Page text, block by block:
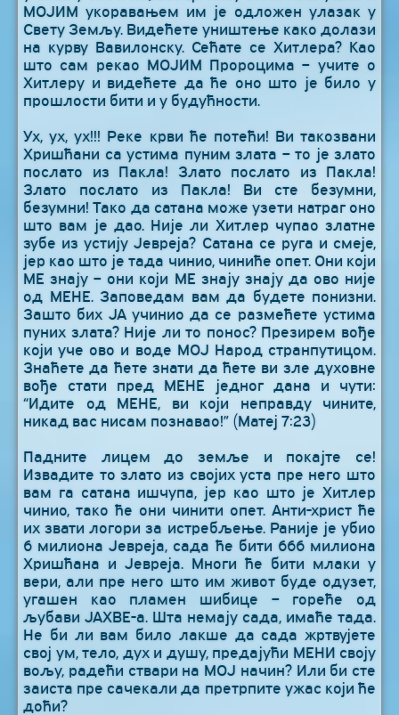
МОЈИМ укоравањем им је одложен улазак у
Свету Земљу. Видећете уништење како долази
на курву Вавилонску. Сећате се Хитлера? Као
што сам рекао МОЈИМ Пророцима – учите о
Хитлеру и видећете да ће оно што је било у
прошлости бити и у будућности.
Ух, ух, ух!!! Реке крви ће потећи! Ви такозвани
Хришћани са устима пуним злата – то је злато
послато из Пакла! Злато послато из Пакла!
Злато послато из Пакла! Ви сте безумни,
безумни! Тако да сатана може узети натраг оно
што вам је дао. Није ли Хитлер чупао златне
зубе из устију Јевреја? Сатана се руга и смеје,
јер као што је тада чинио, чиниће опет. Они који
МЕ знају – они који МЕ знају знају да ово није
од МЕНЕ. Заповедам вам да будете понизни.
Зашто бих ЈА учинио да се размећете устима
пуних злата? Није ли то понос? Презирем вође
који уче ово и воде МОЈ Народ странпутицом.
Знаћете да ћете знати да ћете ви зле духовне
вође стати пред МЕНЕ једног дана и чути:
“Идите од МЕНЕ, ви који неправду чините,
никад вас нисам познавао!” (Матеј 7:23)
Падните лицем до земље и покајте се!
Извадите то злато из својих уста пре него што
вам га сатана ишчупа, јер као што је Хитлер
чинио, тако ће они чинити опет. Анти-христ ће
их звати логори за истребљење. Раније је убио
6 милиона Јевреја, сада ће бити 666 милиона
Хришћана и Јевреја. Многи ће бити млаки у
вери, али пре него што им живот буде одузет,
угашен као пламен шибице – гореће од
љубави ЈАХВЕ-а. Шта немају сада, имаће тада.
Не би ли вам било лакше да сада жртвујете
свој ум, тело, дух и душу, предајући МЕНИ своју
вољу, радећи ствари на МОЈ начин? Или би сте
заиста пре сачекали да претрпите ужас који ће
доћи?